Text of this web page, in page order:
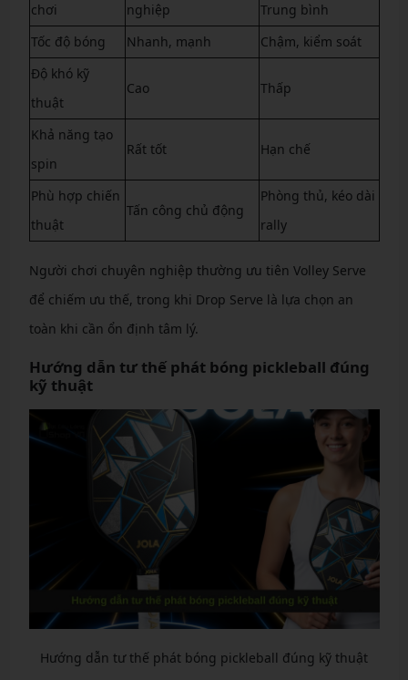
chơi
nghiệp
Trung bình
Tốc độ bóng
Nhanh, mạnh
Chậm, kiểm soát
Độ khó kỹ
thuật
Cao Thấp
Khả năng tạo
spin
Rất tốt Hạn chế
Phù hợp chiến
thuật
Tấn công chủ động
Phòng thủ, kéo dài
rally
Người chơi chuyên nghiệp thường ưu tiên Volley Serve
để chiếm ưu thế, trong khi Drop Serve là lựa chọn an
toàn khi cần ổn định tâm lý.
Hướng dẫn tư thế phát bóng pickleball đúng
kỹ thuật
Hướng dẫn tư thế phát bóng pickleball đúng kỹ thuật